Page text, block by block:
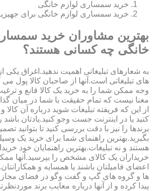
خرید سمساری لوازم خانگی
خرید سمساری لوازم خانگی برای
بهترین مشاوران خرید
خانگی چه کسانی هستند؟
به شعارهای تبلیغاتی اهمیت ندهید.اغراق
های تبلیغاتی است.آنها از صاحبان کالا پول می
وجه ممکن شما را به خرید یک کالا قانع و
معنا نیست که تمام حقیقت با شما در میان
از این که فریفته تبلیغات شوید درباره آن
کنید یا در اینترنت جست وجو کنید.یادتان باشد
برندها را نیز با دقت بررسی کنید تا بتوانید
بگیرید.بهترین راهنمای شما برای خرید یک
هستند و نه تبلیغات.بهترین راهنمایان خود
خریداران یک کالای مشخص را بپرسید.آنها
اعضای فامیلتان باشند یا همسایه و
ها و گروه های گپ و گفت وگو در فضای مجازی
پیدا کرده و از آنها درباره معایب برند